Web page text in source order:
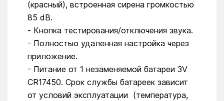
(красный), встроенная сирена громкостью
85 dB.
- Кнопка тестирования/отключения звука.
- Полностью удаленная настройка через
приложение.
- Питание от 1 незаменяемой батареи 3V
CR17450. Срок службы батареек зависит
от условий эксплуатации (температура,